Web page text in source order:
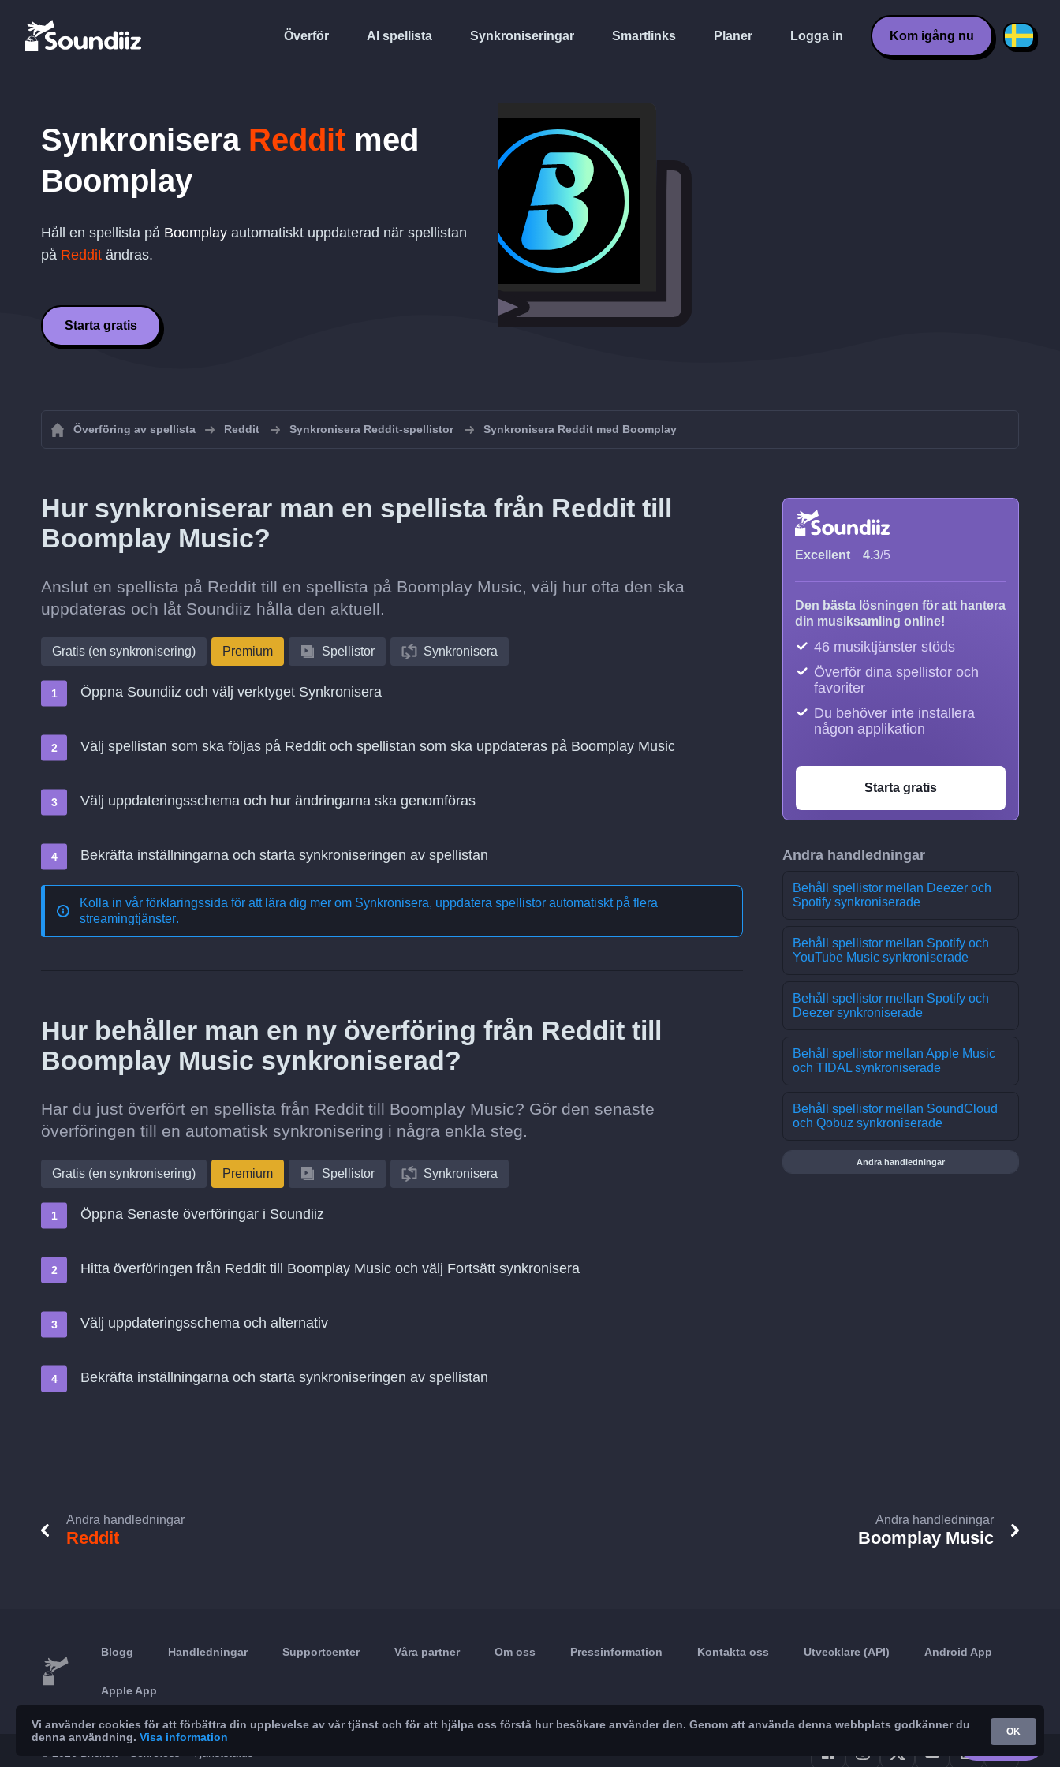
Överför AI spellista Synkroniseringar Smartlinks Planer Logga in Kom igång nu
Synkronisera Reddit med
Boomplay
Håll en spellista på Boomplay automatiskt uppdaterad när spellistan
på Reddit ändras.
Starta gratis
Överföring av spellista Reddit Synkronisera Reddit-spellistor Synkronisera Reddit med Boomplay
Hur synkroniserar man en spellista från Reddit till
Boomplay Music?
Anslut en spellista på Reddit till en spellista på Boomplay Music, välj hur ofta den ska
uppdateras och låt Soundiiz hålla den aktuell.
Gratis (en synkronisering) Premium Spellistor Synkronisera
Öppna Soundiiz och välj verktyget Synkronisera
Välj spellistan som ska följas på Reddit och spellistan som ska uppdateras på Boomplay Music
Välj uppdateringsschema och hur ändringarna ska genomföras
Bekräfta inställningarna och starta synkroniseringen av spellistan
Kolla in vår förklaringssida för att lära dig mer om Synkronisera, uppdatera spellistor automatiskt på flera
streamingtjänster.
Hur behåller man en ny överföring från Reddit till
Boomplay Music synkroniserad?
Har du just överfört en spellista från Reddit till Boomplay Music? Gör den senaste
överföringen till en automatisk synkronisering i några enkla steg.
Gratis (en synkronisering) Premium Spellistor Synkronisera
Öppna Senaste överföringar i Soundiiz
Hitta överföringen från Reddit till Boomplay Music och välj Fortsätt synkronisera
Välj uppdateringsschema och alternativ
Bekräfta inställningarna och starta synkroniseringen av spellistan
Excellent 4.3/5
Den bästa lösningen för att hantera
din musiksamling online!
46 musiktjänster stöds
Överför dina spellistor och
favoriter
Du behöver inte installera
någon applikation
Starta gratis
Andra handledningar
Behåll spellistor mellan Deezer och
Spotify synkroniserade
Behåll spellistor mellan Spotify och
YouTube Music synkroniserade
Behåll spellistor mellan Spotify och
Deezer synkroniserade
Behåll spellistor mellan Apple Music
och TIDAL synkroniserade
Behåll spellistor mellan SoundCloud
och Qobuz synkroniserade
Andra handledningar
Andra handledningar
Reddit
Andra handledningar
Boomplay Music
Blogg Handledningar Supportcenter Våra partner Om oss Pressinformation Kontakta oss Utvecklare (API) Android App
Apple App
Vi använder cookies för att förbättra din upplevelse av vår tjänst och för att hjälpa oss förstå hur besökare använder den. Genom att använda denna webbplats godkänner du
denna användning. Visa information OK